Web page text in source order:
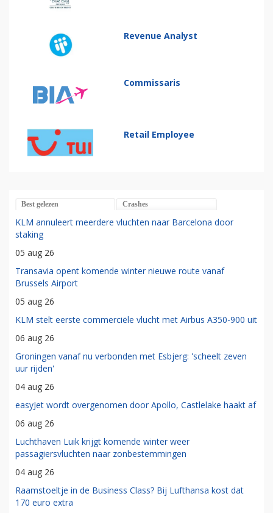
Revenue Analyst
Commissaris
Retail Employee
Best gelezen Crashes
KLM annuleert meerdere vluchten naar Barcelona door
staking
05 aug 26
Transavia opent komende winter nieuwe route vanaf
Brussels Airport
05 aug 26
KLM stelt eerste commerciële vlucht met Airbus A350-900 uit
06 aug 26
Groningen vanaf nu verbonden met Esbjerg: 'scheelt zeven
uur rijden'
04 aug 26
easyJet wordt overgenomen door Apollo, Castlelake haakt af
06 aug 26
Luchthaven Luik krijgt komende winter weer
passagiersvluchten naar zonbestemmingen
04 aug 26
Raamstoeltje in de Business Class? Bij Lufthansa kost dat
170 euro extra